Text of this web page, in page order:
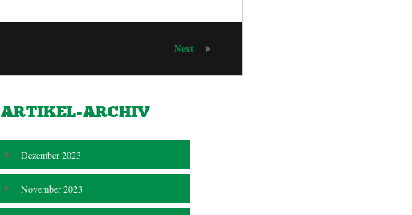
Next
ARTIKEL-ARCHIV
Dezember 2023
November 2023